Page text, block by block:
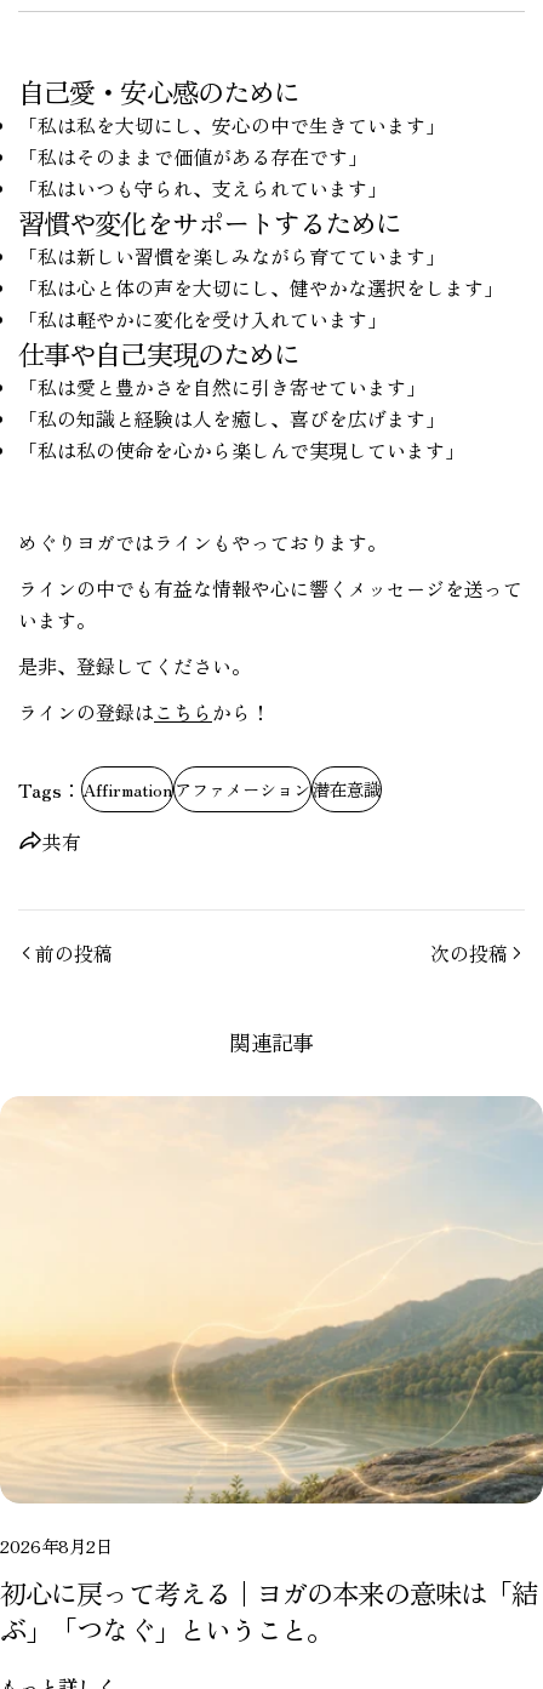
自己愛・安心感のために
「私は私を大切にし、安心の中で生きています」
「私はそのままで価値がある存在です」
「私はいつも守られ、支えられています」
習慣や変化をサポートするために
「私は新しい習慣を楽しみながら育てています」
「私は心と体の声を大切にし、健やかな選択をします」
「私は軽やかに変化を受け入れています」
仕事や自己実現のために
「私は愛と豊かさを自然に引き寄せています」
「私の知識と経験は人を癒し、喜びを広げます」
「私は私の使命を心から楽しんで実現しています」
めぐりヨガではラインもやっております。
ラインの中でも有益な情報や心に響くメッセージを送って
います。
是非、登録してください。
ラインの登録はこちら から！
Tags： Affirmationアファメーション潜在意識
共有
前の投稿 次の投稿
関連記事
2026年8月2日
初心に戻って考える｜ヨガの本来の意味は「結
ぶ」「つなぐ」ということ。